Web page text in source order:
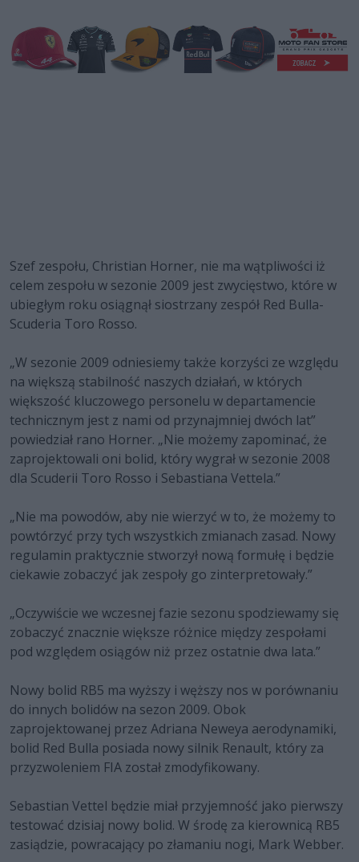
Szef zespołu, Christian Horner, nie ma wątpliwości iż
celem zespołu w sezonie 2009 jest zwycięstwo, które w
ubiegłym roku osiągnął siostrzany zespół Red Bulla-
Scuderia Toro Rosso.
„W sezonie 2009 odniesiemy także korzyści ze względu
na większą stabilność naszych działań, w których
większość kluczowego personelu w departamencie
technicznym jest z nami od przynajmniej dwóch lat”
powiedział rano Horner. „Nie możemy zapominać, że
zaprojektowali oni bolid, który wygrał w sezonie 2008
dla Scuderii Toro Rosso i Sebastiana Vettela.”
„Nie ma powodów, aby nie wierzyć w to, że możemy to
powtórzyć przy tych wszystkich zmianach zasad. Nowy
regulamin praktycznie stworzył nową formułę i będzie
ciekawie zobaczyć jak zespoły go zinterpretowały.”
„Oczywiście we wczesnej fazie sezonu spodziewamy się
zobaczyć znacznie większe różnice między zespołami
pod względem osiągów niż przez ostatnie dwa lata.”
Nowy bolid RB5 ma wyższy i węższy nos w porównaniu
do innych bolidów na sezon 2009. Obok
zaprojektowanej przez Adriana Neweya aerodynamiki,
bolid Red Bulla posiada nowy silnik Renault, który za
przyzwoleniem FIA został zmodyfikowany.
Sebastian Vettel będzie miał przyjemność jako pierwszy
testować dzisiaj nowy bolid. W środę za kierownicą RB5
zasiądzie, powracający po złamaniu nogi, Mark Webber.